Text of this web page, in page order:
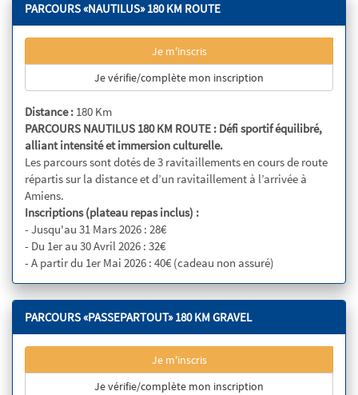
PARCOURS «NAUTILUS» 180 KM ROUTE
Je m'inscris
Je vérifie/complète mon inscription
Distance : 180 Km
PARCOURS NAUTILUS 180 KM ROUTE : Défi sportif équilibré,
alliant intensité et immersion culturelle.
Les parcours sont dotés de 3 ravitaillements en cours de route
répartis sur la distance et d’un ravitaillement à l’arrivée à
Amiens.
Inscriptions (plateau repas inclus) :
- Jusqu'au 31 Mars 2026 : 28€
- Du 1er au 30 Avril 2026 : 32€
- A partir du 1er Mai 2026 : 40€ (cadeau non assuré)
PARCOURS «PASSEPARTOUT» 180 KM GRAVEL
Je m'inscris
Je vérifie/complète mon inscription